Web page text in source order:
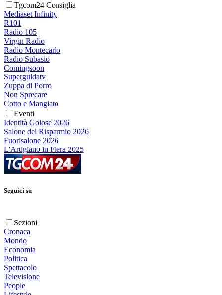
Tgcom24 Consiglia
Mediaset Infinity
R101
Radio 105
Virgin Radio
Radio Montecarlo
Radio Subasio
Comingsoon
Superguidatv
Zuppa di Porro
Non Sprecare
Cotto e Mangiato
Eventi
Identità Golose 2026
Salone del Risparmio 2026
Fuorisalone 2026
L'Artigiano in Fiera 2025
Seguici su
Sezioni
Cronaca
Mondo
Economia
Politica
Spettacolo
Televisione
People